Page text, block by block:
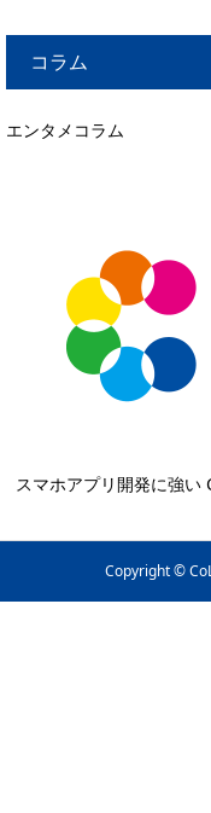
コラム
エンタメコラム
スマホアプリ開発に強い
Copyright ©